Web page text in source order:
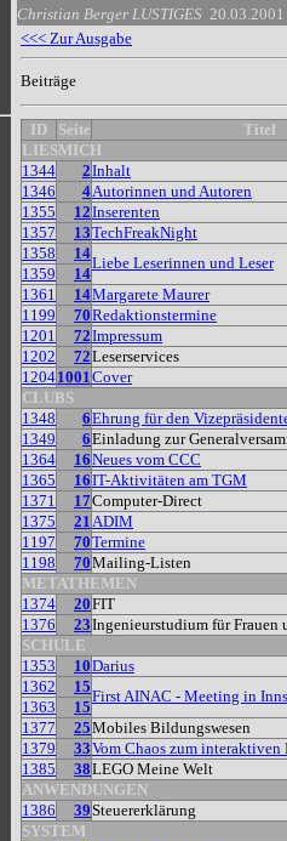
Christian Berger LUSTIGES 20.03.2001
<<< Zur Ausgabe
Beiträge
ID Seite
Titel
LIESMICH
1344
2Inhalt
1346
4Autorinnen und Autoren
1355
12Inserenten
1357
13TechFreakNight
1358
14
Liebe Leserinnen und Leser
1359
14
1361
14Margarete Maurer
1199
70Redaktionstermine
1201
72Impressum
1202
72Leserservices
12041001Cover
CLUBS
1348
6Ehrung für den
1349
6Einladung zur
1364
16Neues vom CCC
1365
16IT-Aktivitäten am TGM
1371
17Computer-Direct
1375
21ADIM
1197
70Termine
1198
70Mailing-Listen
METATHEMEN
1374
20FIT
1376
23Ingenieurstudium für Frauen
SCHULE
1353
10Darius
1362
15
First AINAC - Meeting in
1363
15
1377
25Mobiles Bildungswesen
1379
33Vom Chaos zum interaktiven
1385
38LEGO Meine Welt
ANWENDUNGEN
1386
39Steuererklärung
SYSTEM